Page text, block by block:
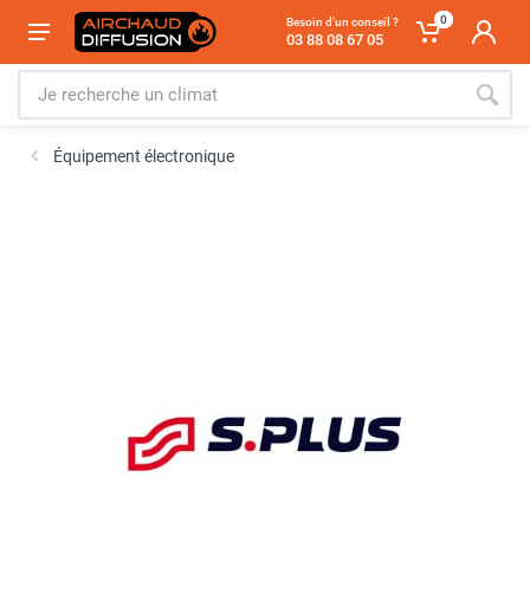
Besoin d'un conseil ?
03 88 08 67 05
0
Équipement électronique